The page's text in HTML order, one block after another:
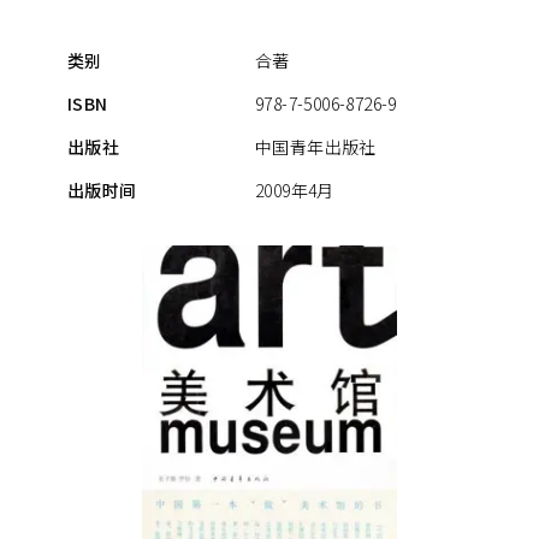
类别
合著
ISBN
978-7-5006-8726-9
出版社
中国青年出版社
出版时间
2009年4月